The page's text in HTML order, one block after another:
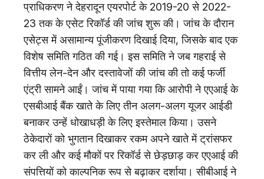
प्राधिकरण ने देहरादून एयरपोर्ट के 2019-20 से 2022-
23 तक के एसेट रिकॉर्ड की जांच शुरू की। जांच के दौरान
एसेट्स में असामान्य पूंजीकरण दिखाई दिया, जिसके बाद एक
विशेष समिति गठित की गई। इस समिति ने जब गहराई से
वित्तीय लेन-देन और दस्तावेजों की जांच की तो कई फर्जी
एंट्री सामने आईं। जांच में पाया गया कि आरोपी ने एएआई के
एसबीआई बैंक खाते के लिए तीन अलग-अलग यूजर आईडी
बनाकर उन्हें धोखाधड़ी के लिए इस्तेमाल किया। उसने
ठेकेदारों को भुगतान दिखाकर रकम अपने खाते में ट्रांसफर
कर ली और कई मौकों पर रिकॉर्ड से छेड़छाड़ कर एएआई की
संपत्तियों को काल्पनिक रूप से बढ़ाकर दर्शाया। सीबीआई ने